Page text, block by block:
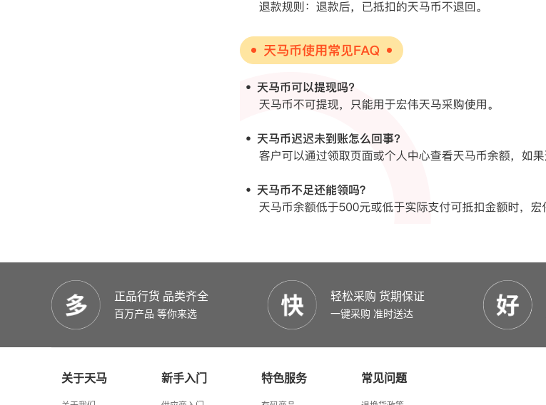
正品行货 品类齐全
百万产品 等你来选
轻松采购 货期保证
一键采购 准时送达
关于天马 新手入门 特色服务 常见问题